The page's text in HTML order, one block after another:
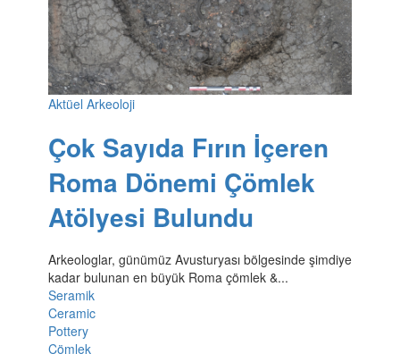
Aktüel Arkeoloji
Çok Sayıda Fırın İçeren
Roma Dönemi Çömlek
Atölyesi Bulundu
Arkeologlar, günümüz Avusturyası bölgesinde şimdiye
kadar bulunan en büyük Roma çömlek &...
Seramik
Ceramic
Pottery
Çömlek